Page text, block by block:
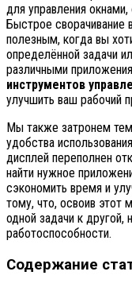
для управления
Быстрое сворачивание
полезным, когда вы
определённой задачи
различными
инструментов
улучшить ваш рабочий
Мы также затронем
удобства
дисплей переполнен
найти нужное
сэкономить время и
тому, что, освоив этот
одной задачи к другой,
работоспособности.
Содержание